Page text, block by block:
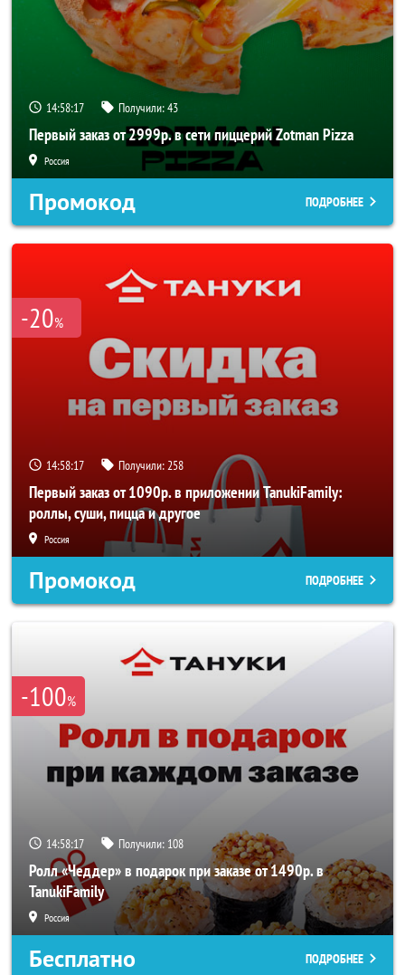
14:58:16 Получили:43
Первый заказ от 2999р. в сети пиццерий Zotman Pizza
Россия
Промокод ПОДРОБНЕЕ
-20%
14:58:16 Получили:258
Первый заказ от 1090р. в приложении TanukiFamily:
роллы, суши, пицца и другое
Россия
Промокод ПОДРОБНЕЕ
-100%
14:58:16 Получили: 108
Ролл «Чеддер» в подарок при заказе от 1490р. в
TanukiFamily
Россия
Бесплатно ПОДРОБНЕЕ